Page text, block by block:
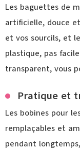
Les baguettes de
artificielle, douce
et vos sourcils, et
plastique, pas
transparent, vous
Pratique et
Les bobines pour
remplaçables et
pendant